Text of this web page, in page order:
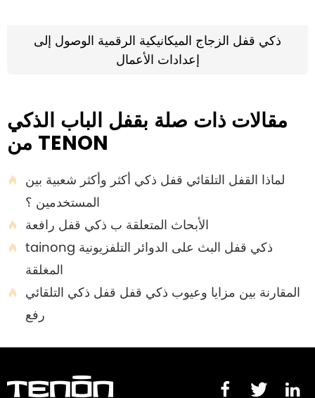
ذكي قفل الزجاج الميكانيكية الرقمية الوصول إلى
إعدادات الأعمال
مقالات ذات صلة بقفل الباب الذكي
من TENON

لماذا القفل التلقائي قفل ذكي أكثر وأكثر شعبية بين
المستخدمين ؟
 الأبحاث المتعلقة ب ذكي قفل رافعة

tainong ذكي قفل البث على الدوائر التلفزيونية
المغلقة

المقارنة بين مزايا وعيوب ذكي قفل قفل ذكي التلقائي
رفع
  